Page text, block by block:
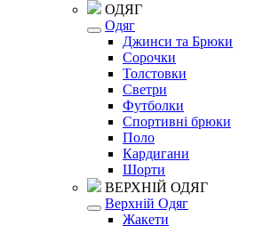
ОДЯГ
Одяг
Джинси та Брюки
Сорочки
Толстовки
Светри
Футболки
Спортивні брюки
Поло
Кардигани
Шорти
ВЕРХНІЙ ОДЯГ
Верхній Одяг
Жакети